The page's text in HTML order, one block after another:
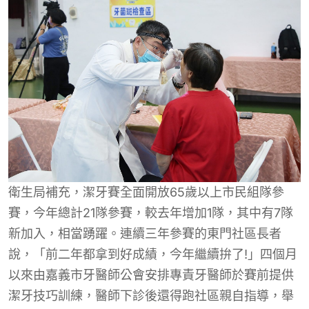
衛生局補充，潔牙賽全面開放65歲以上市民組隊參
賽，今年總計21隊參賽，較去年增加1隊，其中有7隊
新加入，相當踴躍。連續三年參賽的東門社區長者
說，「前二年都拿到好成績，今年繼續拚了!」四個月
以來由嘉義市牙醫師公會安排專責牙醫師於賽前提供
潔牙技巧訓練，醫師下診後還得跑社區親自指導，舉